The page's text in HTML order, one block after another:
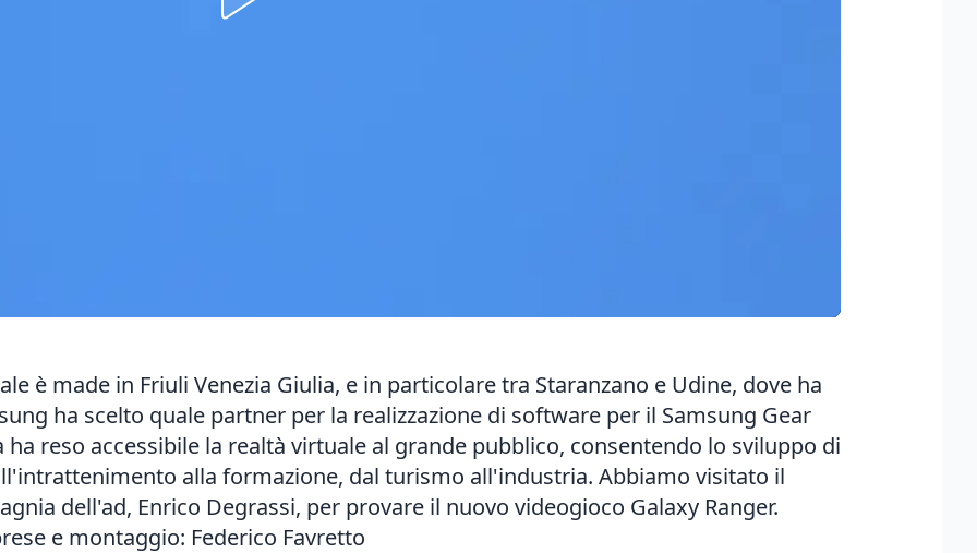
è made in Friuli Venezia Giulia, e in particolare tra Staranzano e Udine, dove ha
ha scelto quale partner per la realizzazione di software per il Samsung Gear
ha reso accessibile la realtà virtuale al grande pubblico, consentendo lo sviluppo di
alla formazione, dal turismo all'industria. Abbiamo visitato il
dell'ad, Enrico Degrassi, per provare il nuovo videogioco Galaxy Ranger.
e montaggio: Federico Favretto